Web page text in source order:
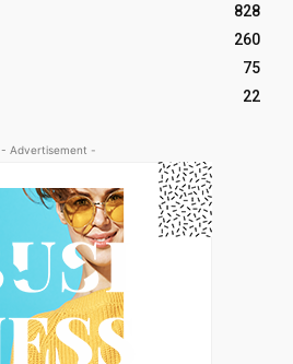
828
260
75
22
- Advertisement -